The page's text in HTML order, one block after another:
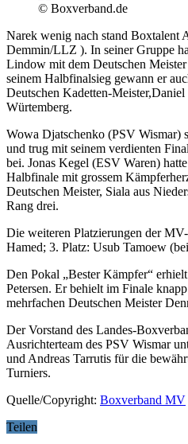
© Boxverband.de
Narek wenig nach stand Boxtalent
Demmin/LLZ ). In seiner Gruppe
Lindow mit dem Deutschen
seinem Halbfinalsieg gewann er
Deutschen Kadetten-
Würtemberg.
Wowa Djatschenko (PSV Wismar)
und trug mit seinem verdienten
bei. Jonas Kegel (ESV Waren)
Halbfinale mit grossem
Deutschen Meister, Siala aus
Rang drei.
Die weiteren Platzierungen der
Hamed; 3. Platz: Usub Tamoew
Den Pokal „Bester Kämpfer“
Petersen. Er behielt im Finale
mehrfachen Deutschen Meister
Der Vorstand des Landes-
Ausrichterteam des PSV Wismar
und Andreas Tarrutis für die
Turniers.
Quelle/Copyright: Boxverband MV
Teilen